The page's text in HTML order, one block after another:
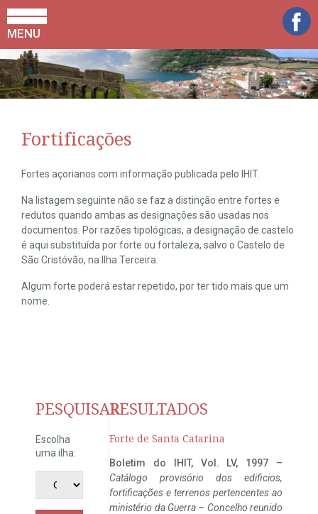
MENU
Fortificações
Fortes açorianos com informação publicada pelo IHIT.
Na listagem seguinte não se faz a distinção entre fortes e
redutos quando ambas as designações são usadas nos
documentos. Por razões tipológicas, a designação de castelo
é aqui substituída por forte ou fortaleza, salvo o Castelo de
São Cristóvão, na Ilha Terceira.
Algum forte poderá estar repetido, por ter tido mais que um
nome.
PESQUISAR
Escolha
uma ilha:
RESULTADOS
Forte de Santa Catarina
Boletim do IHIT, Vol. LV, 1997 –
Catálogo provisório dos edificios,
fortificações e terrenos pertencentes ao
ministério da Guerra – Concelho reunido